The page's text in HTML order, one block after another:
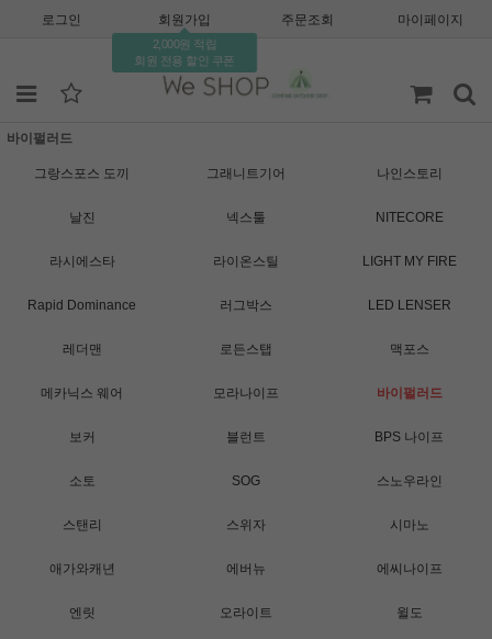
로그인 회원가입
2,000원 적립
회원 전용 할인 쿠폰
주문조회 마이페이지
바이펄러드
그랑스포스 도끼 그래니트기어 나인스토리
날진 넥스툴 NITECORE
라시에스타 라이온스틸 LIGHT MY FIRE
Rapid Dominance 러그박스 LED LENSER
레더맨 로든스탭 맥포스
메카닉스 웨어 모라나이프 바이펄러드
보커 블런트 BPS 나이프
소토 SOG 스노우라인
스탠리 스위자 시마노
애가와캐년 에버뉴 에씨나이프
엔릿 오라이트 윌도